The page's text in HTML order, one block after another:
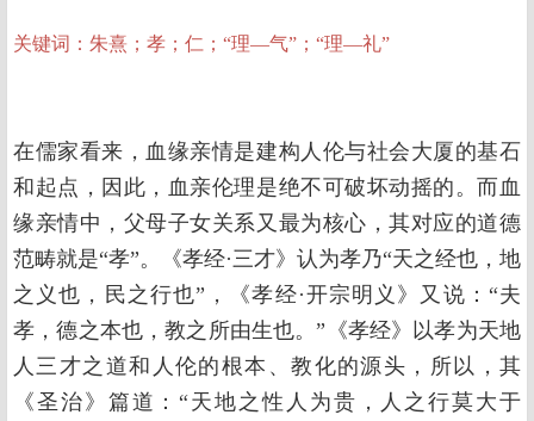
关键词：朱熹；孝；仁；“理—气”；“理—礼”
在儒家看来，血缘亲情是建构人伦与社会大厦的基石
和起点，因此，血亲伦理是绝不可破坏动摇的。而血
缘亲情中，父母子女关系又最为核心，其对应的道德
范畴就是“孝”。《孝经·三才》认为孝乃“天之经也，地
之义也，民之行也”，《孝经·开宗明义》又说：“夫
孝，德之本也，教之所由生也。”《孝经》以孝为天地
人三才之道和人伦的根本、教化的源头，所以，其
《圣治》篇道：“天地之性人为贵，人之行莫大于